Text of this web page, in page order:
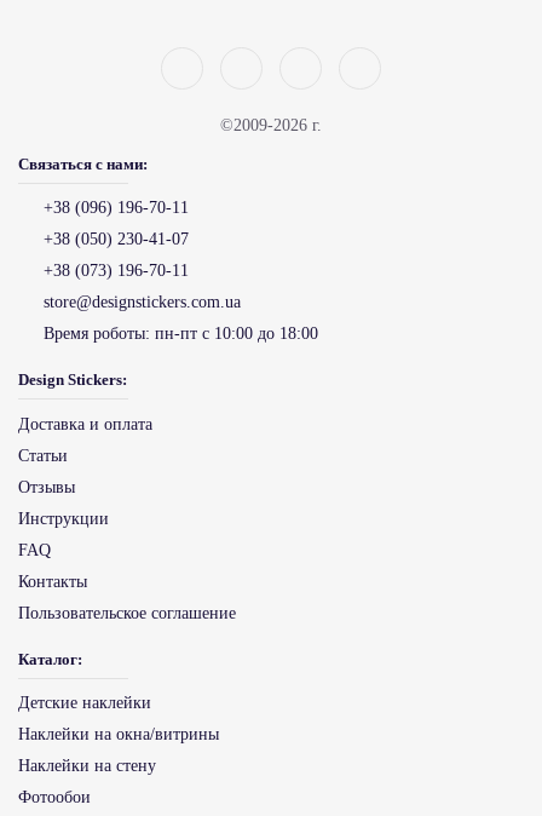
©2009-2026 г.
Связаться с нами:
+38 (096) 196-70-11
+38 (050) 230-41-07
+38 (073) 196-70-11
store@designstickers.com.ua
Время роботы: пн-пт с 10:00 до 18:00
Design Stickers:
Доставка и оплата
Статьи
Отзывы
Инструкции
FAQ
Контакты
Пользовательское соглашение
Каталог:
Детские наклейки
Наклейки на окна/витрины
Наклейки на стену
Фотообои